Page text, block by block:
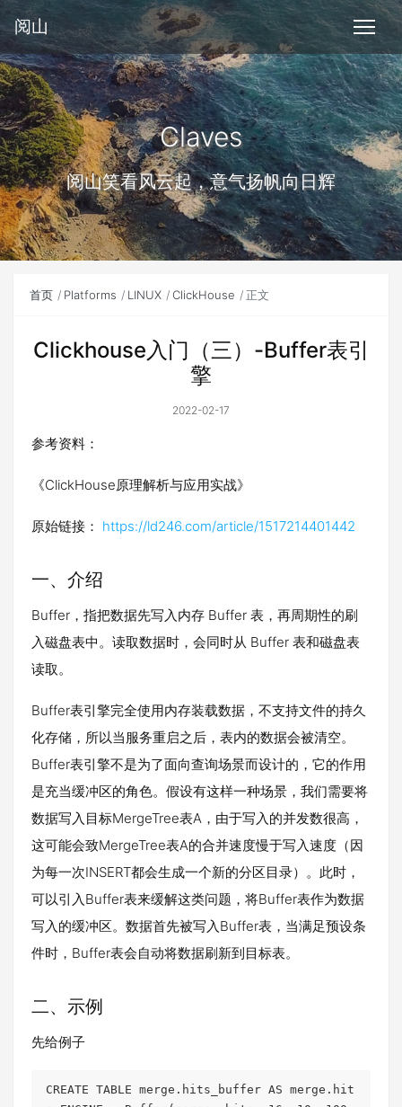
阅山
Claves
阅山笑看风云起，意气扬帆向日辉
首页 Platforms LINUX ClickHouse 正文
Clickhouse入门（三）-Buffer表引
擎
2022-02-17
参考资料：
《ClickHouse原理解析与应用实战》
原始链接： https://ld246.com/article/1517214401442
一、介绍
Buffer，指把数据先写入内存 Buffer 表，再周期性的刷
入磁盘表中。读取数据时，会同时从 Buffer 表和磁盘表
读取。
Buffer表引擎完全使用内存装载数据，不支持文件的持久
化存储，所以当服务重启之后，表内的数据会被清空。
Buffer表引擎不是为了面向查询场景而设计的，它的作用
是充当缓冲区的角色。假设有这样一种场景，我们需要将
数据写入目标MergeTree表A，由于写入的并发数很高，
这可能会致MergeTree表A的合并速度慢于写入速度（因
为每一次INSERT都会生成一个新的分区目录）。此时，
可以引入Buffer表来缓解这类问题，将Buffer表作为数据
写入的缓冲区。数据首先被写入Buffer表，当满足预设条
件时，Buffer表会自动将数据刷新到目标表。
二、示例
先给例子
CREATE TABLE merge.hits_buffer AS merge.hit